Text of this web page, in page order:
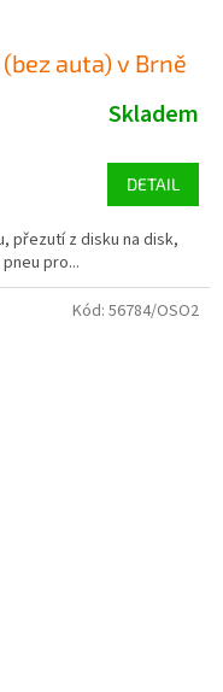
auta) v Brně
Skladem
DETAIL
přezutí z disku na disk,
pro...
Kód: 56784/OSO2